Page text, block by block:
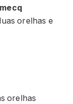
orelhas e
orelhas